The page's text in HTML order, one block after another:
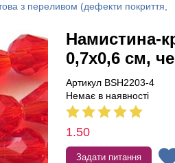
з переливом (дефекти покриття,
Намистина-
0,7х0,6 см,
Артикул BSH2203-4
Немає в наявності
1.50
Задати питання